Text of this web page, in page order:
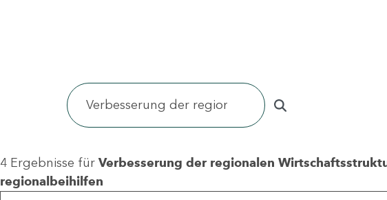
4 Ergebnisse für Verbesserung der regionalen
regionalbeihilfen